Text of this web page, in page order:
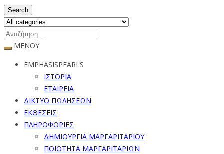
Search
ΜΕΝΟΥ
EMPHASISPEARLS
ΙΣΤΟΡΙΑ
ΕΤΑΙΡΕΙΑ
ΔΙΚΤΥΟ ΠΩΛΗΣΕΩΝ
ΕΚΘΕΣΕΙΣ
ΠΛΗΡΟΦΟΡΙΕΣ
ΔΗΜΙΟΥΡΓΙΑ ΜΑΡΓΑΡΙΤΑΡΙΟΥ
ΠΟΙΟΤΗΤΑ ΜΑΡΓΑΡΙΤΑΡΙΩΝ